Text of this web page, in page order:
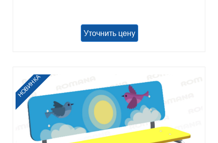
Уточнить цену
НОВИНКА